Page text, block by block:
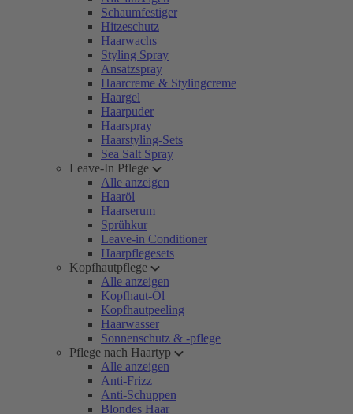
Schaumfestiger
Hitzeschutz
Haarwachs
Styling Spray
Ansatzspray
Haarcreme & Stylingcreme
Haargel
Haarpuder
Haarspray
Haarstyling-Sets
Sea Salt Spray
Leave-In Pflege
Alle anzeigen
Haaröl
Haarserum
Sprühkur
Leave-in Conditioner
Haarpflegesets
Kopfhautpflege
Alle anzeigen
Kopfhaut-Öl
Kopfhautpeeling
Haarwasser
Sonnenschutz & -pflege
Pflege nach Haartyp
Alle anzeigen
Anti-Frizz
Anti-Schuppen
Blondes Haar